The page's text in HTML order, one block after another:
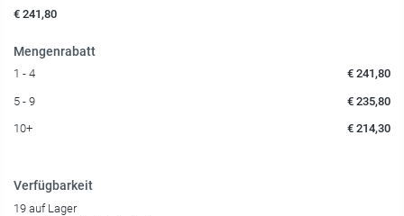
€ 241,80
Mengenrabatt
1 - 4 € 241,80
5 - 9 € 235,80
10+ € 214,30
Verfügbarkeit
19 auf Lager